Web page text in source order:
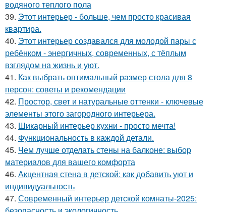
водяного теплого пола
39. Этот интерьер - больше, чем просто красивая
квартира.
40. Этот интерьер создавался для молодой пары с
ребёнком - энергичных, современных, с тёплым
взглядом на жизнь и уют.
41. Как выбрать оптимальный размер стола для 8
персон: советы и рекомендации
42. Простор, свет и натуральные оттенки - ключевые
элементы этого загородного интерьера.
43. Шикарный интерьер кухни - просто мечта!
44. Функциональность в каждой детали.
45. Чем лучше отделать стены на балконе: выбор
материалов для вашего комфорта
46. Акцентная стена в детской: как добавить уют и
индивидуальность
47. Современный интерьер детской комнаты-2025: